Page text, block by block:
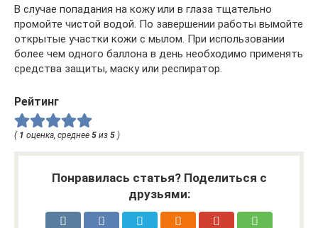
В случае попадания на кожу или в глаза тщательно
промойте чистой водой. По завершении работы вымойте
открытые участки кожи с мылом. При использовании
более чем одного баллона в день необходимо применять
средства защиты, маску или респиратор.
Рейтинг
( 1 оценка, среднее 5 из 5 )
Понравилась статья? Поделиться с
друзьями: